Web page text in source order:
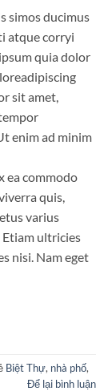
simos ducimus
atque corryi
quia dolor
sit amet,
enim ad minim
ea commodo
quis,
varius
ultricies
nisi. Nam eget
Biệt Thự, nhà phố,
Để lại bình luận